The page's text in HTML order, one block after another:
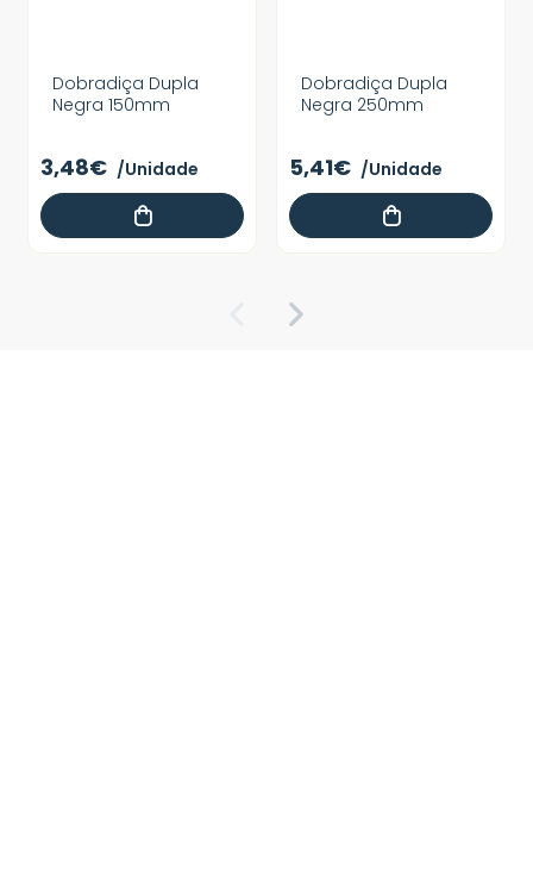
Dobradiça Dupla
Negra 150mm
3,48€ /Unidade
Dobradiça Dupla
Negra 250mm
5,41€ /Unidade